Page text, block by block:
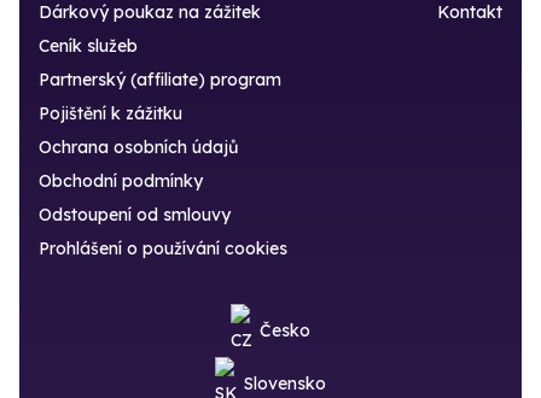
Dárkový poukaz na zážitek
Kontakt
Ceník služeb
Partnerský (affiliate) program
Pojištění k zážitku
Ochrana osobních údajů
Obchodní podmínky
Odstoupení od smlouvy
Prohlášení o používání cookies
Česko
Slovensko